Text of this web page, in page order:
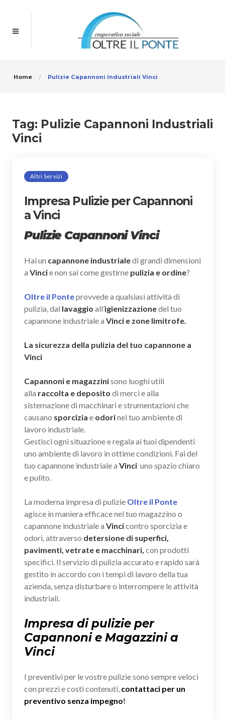
Home Pulizie Capannoni Industriali Vinci
Tag: Pulizie Capannoni Industriali
Vinci
Altri Servizi
Impresa Pulizie per Capannoni
a Vinci
Pulizie Capannoni Vinci
Hai un capannone industrialedi grandi dimensioni
a Vincie non sai come gestirne pulizia e ordine?
Oltre il Ponteprovvede a qualsiasi attività di
pulizia, dal lavaggio all’igienizzazionedel tuo
capannone industriale a Vinci e zone limitrofe.
La sicurezza della pulizia del tuo capannone a
Vinci
Capannoni e magazzinisono luoghi utili
alla raccolta e deposito di merci e alla
sistemazione di macchinari e strumentazioni che
causano sporcizia e odorinel tuo ambiente di
lavoro industriale.
Gestisci ogni situazione e regala ai tuoi dipendenti
uno ambiente di lavoro in ottime condizioni. Fai del
tuo capannone industriale a Vinci uno spazio chiaro
e pulito.
La moderna impresa di pulizie Oltre il Ponte
agisce in maniera efficace nel tuo magazzino o
capannone industriale a Vincicontro sporcizia e
odori, attraverso detersione di superfici,
pavimenti, vetrate e macchinari, con prodotti
specifici. Il servizio di pulizia accurato e rapido sarà
gestito in accordo con i tempi di lavoro della tua
azienda, senza disturbare o interrompere le attività
industriali.
Impresa di pulizie per
Capannoni e Magazzini a
Vinci
I preventivi per le vostre pulizie sono sempre veloci
con prezzi e costi contenuti, contattaci per un
preventivo senza impegno!